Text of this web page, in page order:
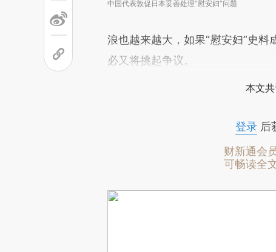
中国代表敦促日本妥善处理“慰安妇”问题
浪也越来越大，如果“慰安妇”史料
必又将挑起争议。
本文
登录后
财新通会
可畅读全